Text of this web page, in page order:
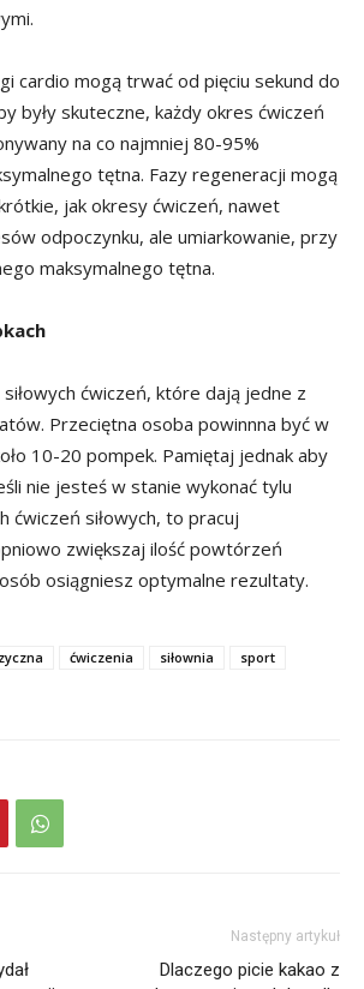
cardio mogą trwać od pięciu sekund do
były skuteczne, każdy okres ćwiczeń
na co najmniej 80-95%
tętna. Fazy regeneracji mogą
jak okresy ćwiczeń, nawet
odpoczynku, ale umiarkowanie, przy
maksymalnego tętna.
ćwiczeń, które dają jedne z
Przeciętna osoba powinnna być w
10-20 pompek. Pamiętaj jednak aby
nie jesteś w stanie wykonać tylu
ćwiczeń siłowych, to pracuj
zwiększaj ilość powtórzeń
osiągniesz optymalne rezultaty.
ćwiczenia siłownia
sport
Następny artykuł
Dlaczego picie kakao z